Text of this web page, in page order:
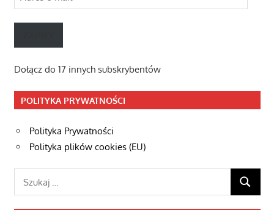
e-
mail
Dołącz do 17 innych subskrybentów
POLITYKA PRYWATNOŚCI
Polityka Prywatności
Polityka plików cookies (EU)
SZUKAJ